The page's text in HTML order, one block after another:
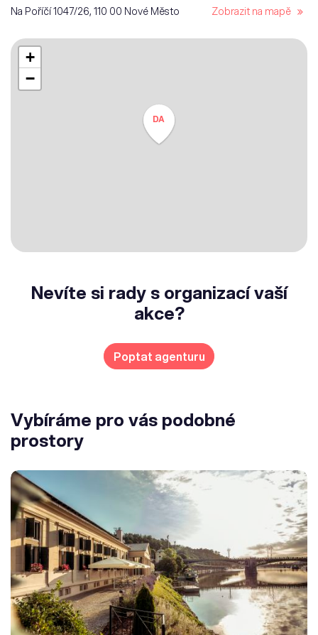
Na Poříčí 1047/26, 110 00 Nové Město Zobrazit na mapě
DA
+
−
Nevíte si rady s organizací vaší
akce?
Poptat agenturu
Vybíráme pro vás podobné
prostory